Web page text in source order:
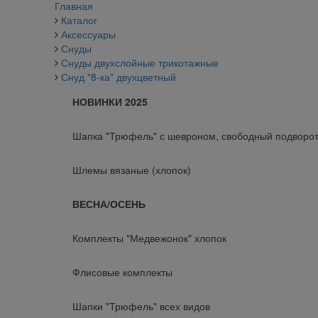
Главная
Каталог
Аксессуары
Снуды
Снуды двухслойные трикотажные
Снуд "8-ка" двухцветный
НОВИНКИ 2025
Шапка "Трюфель" с шевроном, свободный подворот
Шлемы вязаные (хлопок)
ВЕСНА/ОСЕНЬ
Комплекты "Медвежонок" хлопок
Флисовые комплекты
Шапки "Трюфель" всех видов